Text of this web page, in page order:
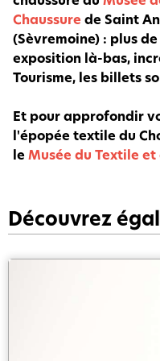
Chaussure de Saint
(Sèvremoine) : plus
exposition là-bas,
Tourisme, les billets
Et pour approfondir
l'épopée textile du
leMusée du Textile
Découvrez